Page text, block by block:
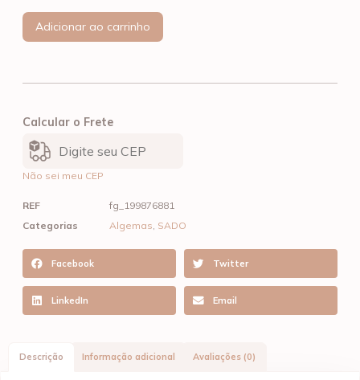
Adicionar ao carrinho
Calcular o Frete
Não sei meu CEP
REF
fg_199876881
Categorias
Algemas, SADO
Facebook Twitter
LinkedIn Email
Descrição Informação adicional Avaliações (0)